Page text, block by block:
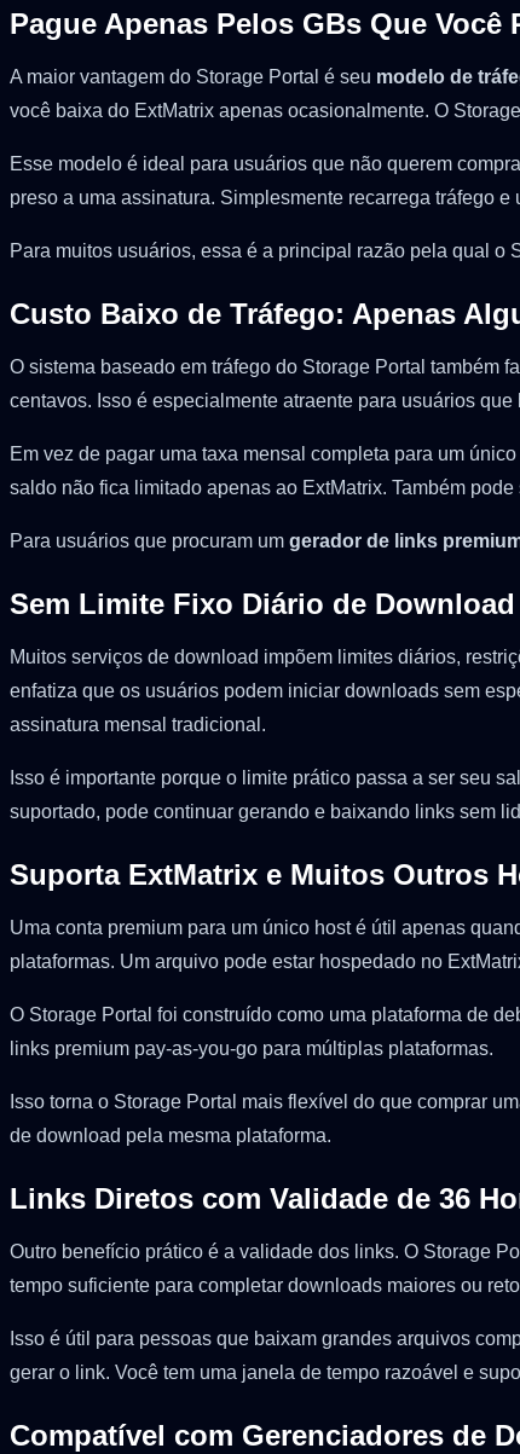
Pague Apenas Pelos GBs Que Você
A maior vantagem do Storage Portal é seu modelo de
você baixa do ExtMatrix apenas ocasionalmente. O
Esse modelo é ideal para usuários que não querem
preso a uma assinatura. Simplesmente recarrega tráfego e
Para muitos usuários, essa é a principal razão pela qual
Custo Baixo de Tráfego: Apenas
O sistema baseado em tráfego do Storage Portal também
centavos. Isso é especialmente atraente para usuários
Em vez de pagar uma taxa mensal completa para um
saldo não fica limitado apenas ao ExtMatrix. Também
Para usuários que procuram um gerador de links
Sem Limite Fixo Diário de
Muitos serviços de download impõem limites diários,
enfatiza que os usuários podem iniciar downloads sem
assinatura mensal tradicional.
Isso é importante porque o limite prático passa a ser seu
suportado, pode continuar gerando e baixando links sem
Suporta ExtMatrix e Muitos Outros
Uma conta premium para um único host é útil apenas
plataformas. Um arquivo pode estar hospedado no
O Storage Portal foi construído como uma plataforma de
links premium pay-as-you-go para múltiplas plataformas.
Isso torna o Storage Portal mais flexível do que comprar
de download pela mesma plataforma.
Links Diretos com Validade de 36
Outro benefício prático é a validade dos links. O Storage
tempo suficiente para completar downloads maiores ou
Isso é útil para pessoas que baixam grandes arquivos
gerar o link. Você tem uma janela de tempo razoável e
Compatível com Gerenciadores de